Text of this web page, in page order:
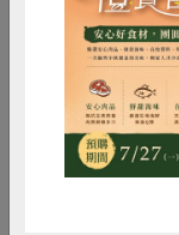
# 合
惜食
雞蛋